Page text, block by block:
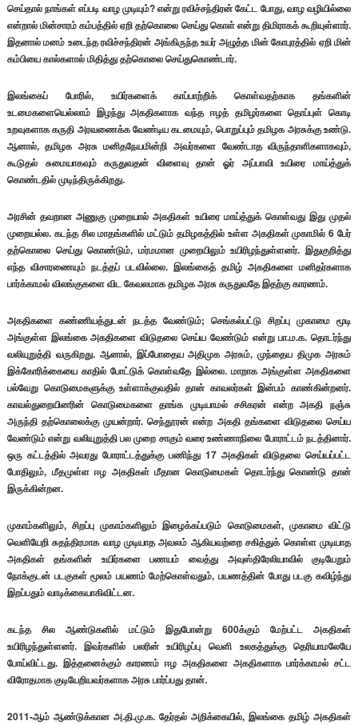
செய்தால் நாங்கள் எப்படி வாழ முடியும்? என்று ரவிச்சந்திரன் கேட்ட போது, வாழ வழியில்லை
என்றால் மின்சாரம் கம்பத்தில் ஏறி தற்கொலை செய்து கொள் என்று திமிராகக் கூறியுள்ளார்.
இதனால் மனம் உடைந்த ரவிச்சந்திரன் அங்கிருந்த உயர் அழுத்த மின் கோபுரத்தில் ஏறி மின்
கம்பியை கால்களால் மிதித்து தற்கொலை செய்துகொண்டார்.
இலங்கைப் போரில், உயிர்களைக் காப்பாற்றிக் கொள்வதற்காக தங்களின்
உடமைகளையெல்லாம் இழந்து அகதிகளாக வந்த ஈழத் தமிழர்களை தொப்புள் கொடி
உறவுகளாக கருதி அரவணைக்க வேண்டிய கடமையும், பொறுப்பும் தமிழக அரசுக்கு உண்டு.
ஆனால், தமிழக அரசு மனிதநேயமின்றி அவர்களை வேண்டாத விருந்தாளிகளாகவும்,
கூடுதல் சுமையாகவும் கருதுவதன் விளைவு தான் ஓர் அப்பாவி உயிரை மாய்த்துக்
கொண்டதில் முடிந்திருக்கிறது.
அரசின் தவறான அணுகு முறையால் அகதிகள் உயிரை மாய்த்துக் கொள்வது இது முதல்
முறையல்ல. கடந்த சில மாதங்களில் மட்டும் தமிழகத்தில் உள்ள அகதிகள் முகாமில் 6 பேர்
தற்கொலை செய்து கொண்டும், மர்மமான முறையிலும் உயிரிழந்துள்ளனர். இதுகுறித்து
எந்த விசாரணையும் நடத்தப் படவில்லை. இலங்கைத் தமிழ் அகதிகளை மனிதர்களாக
பார்க்காமல் விலங்குகளை விட கேவலமாக தமிழக அரசு கருதுவதே இதற்கு காரணம்.
அகதிகளை கண்ணியத்துடன் நடத்த வேண்டும்; செங்கல்பட்டு சிறப்பு முகாமை மூடி
அங்குள்ள இலங்கை அகதிகளை விடுதலை செய்ய வேண்டும் என்று பா.ம.க. தொடர்ந்து
வலியுறுத்தி வருகிறது. ஆனால், இப்போதைய அதிமுக அரசும், முந்தைய திமுக அரசும்
இக்கோரிக்கையை காதில் போட்டுக் கொள்வதே இல்லை. மாறாக அங்குள்ள அகதிகளை
பல்வேறு கொடுமைகளுக்கு உள்ளாக்குவதில் தான் காவலர்கள் இன்பம் காண்கின்றனர்.
காவல்துறையினரின் கொடுமைகளை தாங்க முடியாமல் சசிகரன் என்ற அகதி நஞ்சு
அருந்தி தற்கொலைக்கு முயன்றார். செந்தூரன் என்ற அகதி தங்களை விடுதலை செய்ய
வேண்டும் என்று வலியுறுத்தி பல முறை சாகும் வரை உண்ணாநிலை போராட்டம் நடத்தினார்.
ஒரு கட்டத்தில் அவரது போராட்டத்துக்கு பணிந்து 17 அகதிகள் விடுதலை செய்யப்பட்ட
போதிலும், மீதமுள்ள ஈழ அகதிகள் மீதான கொடுமைகள் தொடர்ந்து கொண்டு தான்
இருக்கின்றன.
முகாம்களிலும், சிறப்பு முகாம்களிலும் இழைக்கப்படும் கொடுமைகள், முகாமை விட்டு
வெளியேறி சுதந்திரமாக வாழ முடியாத அவலம் ஆகியவற்றை சகித்துக் கொள்ள முடியாத
அகதிகள் தங்களின் உயிர்களை பணயம் வைத்து அவுஸ்திரேலியாவில் குடியேறும்
நோக்குடன் படகுகள் மூலம் பயணம் மேற்கொள்வதும், பயணத்தின் போது படகு கவிழ்ந்து
இறப்பதும் வாடிக்கையாகிவிட்டன.
கடந்த சில ஆண்டுகளில் மட்டும் இதுபோன்று 600க்கும் மேற்பட்ட அகதிகள்
உயிரிழந்துள்ளனர். இவர்களில் பலரின் உயிரிழப்பு வெளி உலகத்துக்கு தெரியாமலேயே
போய்விட்டது. இத்தனைக்கும் காரணம் ஈழ அகதிகளை அகதிகளாக பார்க்காமல் சட்ட
விரோதமாக குடியேறியவர்களாக அரசு பார்ப்பது தான்.
2011-ஆம் ஆண்டுக்கான அ.தி.மு.க. தேர்தல் அறிக்கையில், இலங்கை தமிழ் அகதிகள்